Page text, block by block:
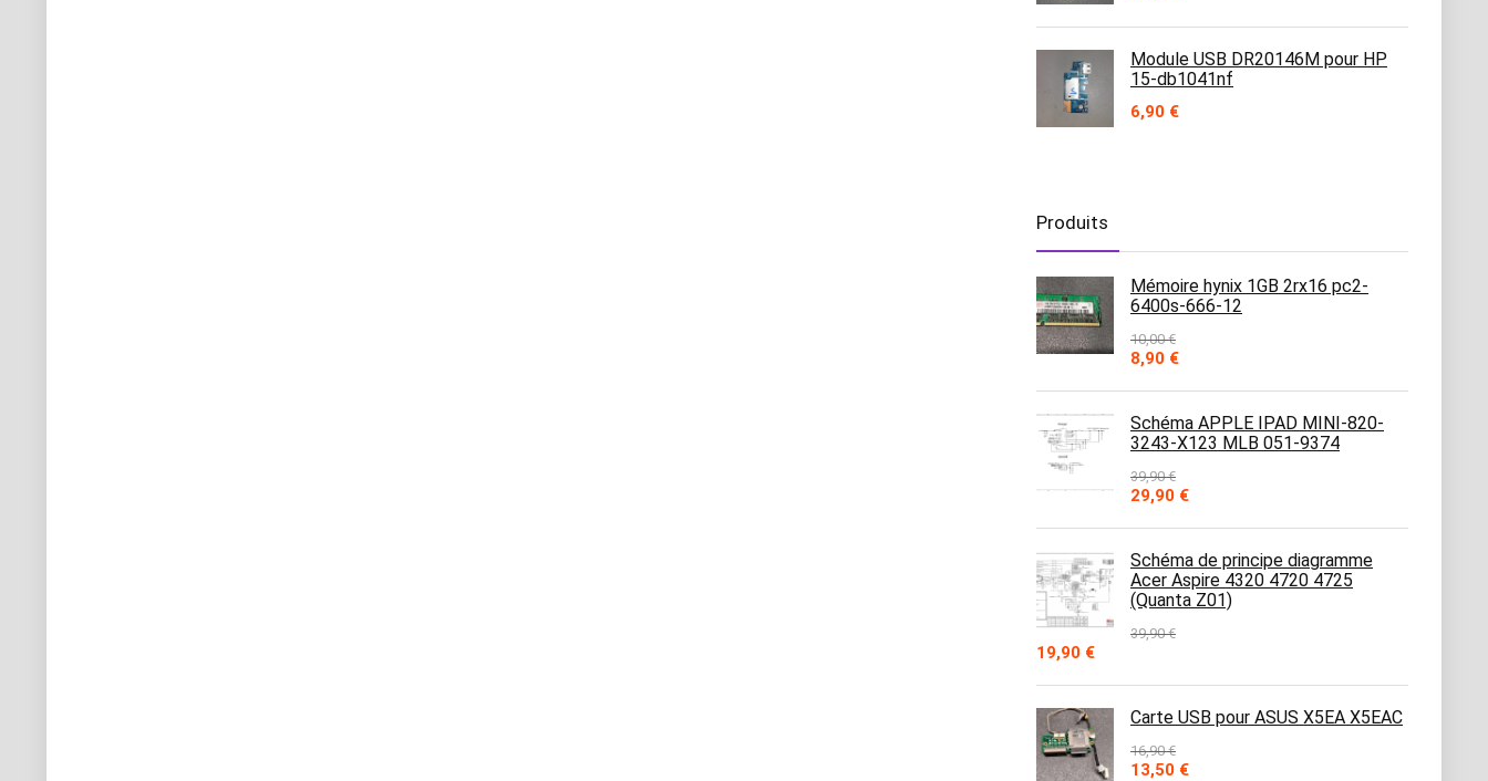
Module USB DR20146M pour HP
15-db1041nf
6,90 €
Produits
Mémoire hynix 1GB 2rx16 pc2-
6400s-666-12
10,00€
Le
initial
était :
10,00 €.
8,90 €Le
actuel
est :
8,90 €.
Schéma APPLE IPAD MINI-820-
3243-X123 MLB 051-9374
39,90€
Le
initial
était :
39,90 €.
29,90 €Le
actuel
est :
29,90 €.
Schéma de principe diagramme
Acer Aspire 4320 4720 4725
(Quanta Z01)
39,90€
Le
initial
était :
39,90 €.
19,90 €Le
actuel
est :
19,90 €.
Carte USB pour ASUS X5EA X5EAC
16,90€
Le
13,50 €Le